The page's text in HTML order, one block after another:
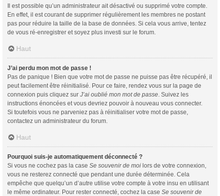
Il est possible qu’un administrateur ait désactivé ou supprimé votre compte.
En effet, il est courant de supprimer régulièrement les membres ne postant
pas pour réduire la taille de la base de données. Si cela vous arrive, tentez
de vous ré-enregistrer et soyez plus investi sur le forum.
Haut
J’ai perdu mon mot de passe !
Pas de panique ! Bien que votre mot de passe ne puisse pas être récupéré, il
peut facilement être réinitialisé. Pour ce faire, rendez vous sur la page de
connexion puis cliquez sur J’ai oublié mon mot de passe. Suivez les
instructions énoncées et vous devriez pouvoir à nouveau vous connecter.
Si toutefois vous ne parveniez pas à réinitialiser votre mot de passe,
contactez un administrateur du forum.
Haut
Pourquoi suis-je automatiquement déconnecté ?
Si vous ne cochez pas la case Se souvenir de moi lors de votre connexion,
vous ne resterez connecté que pendant une durée déterminée. Cela
empêche que quelqu’un d’autre utilise votre compte à votre insu en utilisant
le même ordinateur. Pour rester connecté, cochez la case Se souvenir de